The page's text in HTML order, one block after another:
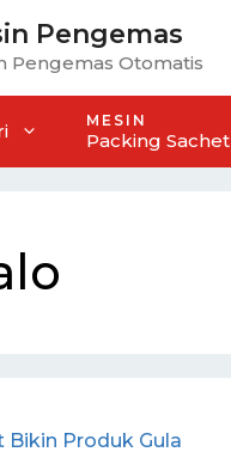
Pengemas
Pengemas Otomatis
MESIN
Packing Sachet